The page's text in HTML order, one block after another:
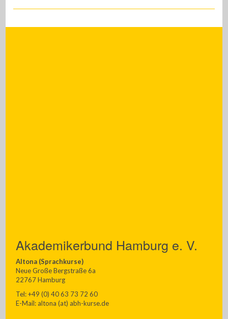
Akademikerbund Hamburg e. V.
Altona (Sprachkurse)
Neue Große Bergstraße 6a
22767 Hamburg
Tel: +49 (0) 40 63 73 72 60
E-Mail: altona (at) abh-kurse.de